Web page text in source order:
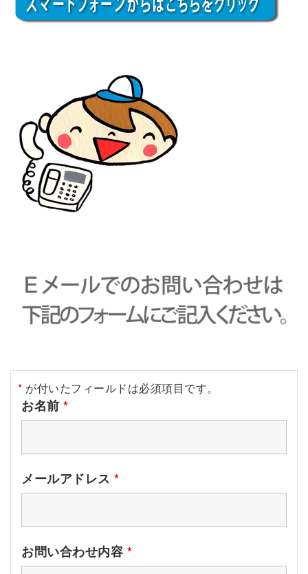
* が付いたフィールドは必須項目です。
お名前 *
メールアドレス *
お問い合わせ内容 *